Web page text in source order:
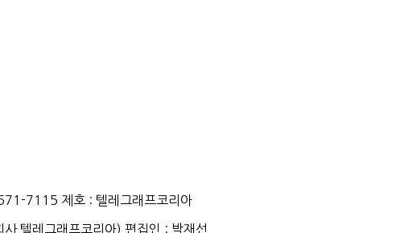
7115 제호 : 텔레그래프코리아
사텔레그래프코리아) 편집인 : 박재선